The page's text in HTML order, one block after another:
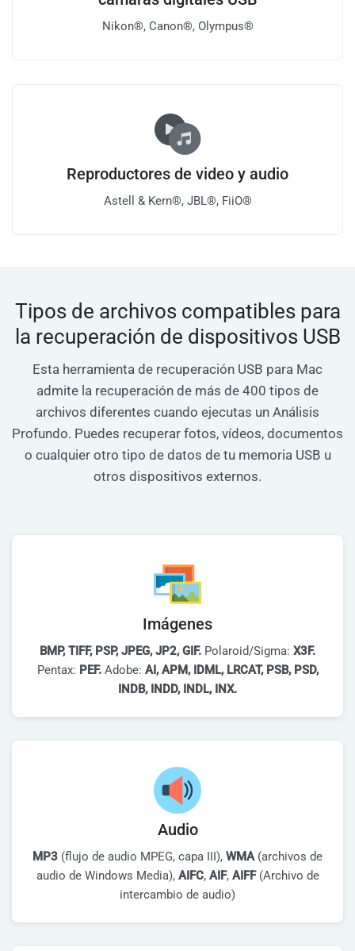
Nikon®, Canon®, Olympus®
Reproductores de video y audio
Astell & Kern®, JBL®, FiiO®
Tipos de archivos compatibles para
la recuperación de dispositivos USB
Esta herramienta de recuperación USB para Mac
admite la recuperación de más de 400 tipos de
archivos diferentes cuando ejecutas un Análisis
Profundo. Puedes recuperar fotos, vídeos, documentos
o cualquier otro tipo de datos de tu memoria USB u
otros dispositivos externos.
Imágenes
BMP, TIFF, PSP, JPEG, JP2, GIF. Polaroid/Sigma: X3F.
Pentax: PEF. Adobe: AI, APM, IDML, LRCAT, PSB, PSD,
INDB, INDD, INDL, INX.
Audio
MP3 (flujo de audio MPEG, capa III), WMA(archivos de
audio de Windows Media), AIFC, AIF, AIFF(Archivo de
intercambio de audio)